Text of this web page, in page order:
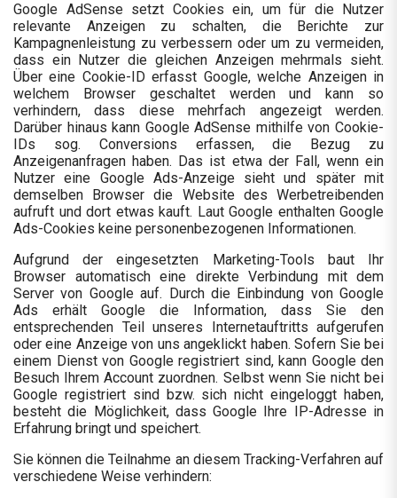
Google AdSense setzt Cookies ein, um für die Nutzer
relevante Anzeigen zu schalten, die Berichte zur
Kampagnenleistung zu verbessern oder um zu vermeiden,
dass ein Nutzer die gleichen Anzeigen mehrmals sieht.
Über eine Cookie-ID erfasst Google, welche Anzeigen in
welchem Browser geschaltet werden und kann so
verhindern, dass diese mehrfach angezeigt werden.
Darüber hinaus kann Google AdSense mithilfe von Cookie-
IDs sog. Conversions erfassen, die Bezug zu
Anzeigenanfragen haben. Das ist etwa der Fall, wenn ein
Nutzer eine Google Ads-Anzeige sieht und später mit
demselben Browser die Website des Werbetreibenden
aufruft und dort etwas kauft. Laut Google enthalten Google
Ads-Cookies keine personenbezogenen Informationen.
Aufgrund der eingesetzten Marketing-Tools baut Ihr
Browser automatisch eine direkte Verbindung mit dem
Server von Google auf. Durch die Einbindung von Google
Ads erhält Google die Information, dass Sie den
entsprechenden Teil unseres Internetauftritts aufgerufen
oder eine Anzeige von uns angeklickt haben. Sofern Sie bei
einem Dienst von Google registriert sind, kann Google den
Besuch Ihrem Account zuordnen. Selbst wenn Sie nicht bei
Google registriert sind bzw. sich nicht eingeloggt haben,
besteht die Möglichkeit, dass Google Ihre IP-Adresse in
Erfahrung bringt und speichert.
Sie können die Teilnahme an diesem Tracking-Verfahren auf
verschiedene Weise verhindern: